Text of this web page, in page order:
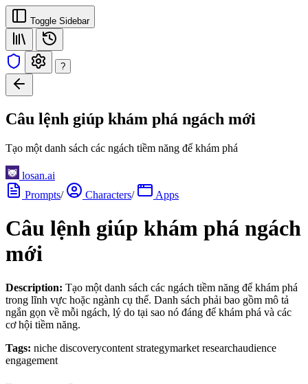
Toggle Sidebar
?
Câu lệnh giúp khám phá ngách mới
Tạo một danh sách các ngách tiềm năng để khám phá
losan.ai
Prompts/ Characters/ Apps
Câu lệnh giúp khám phá ngách
mới
Description: Tạo một danh sách các ngách tiềm năng để khám phá
trong lĩnh vực hoặc ngành cụ thể. Danh sách phải bao gồm mô tả
ngắn gọn về mỗi ngách, lý do tại sao nó đáng để khám phá và các
cơ hội tiềm năng.
Tags: niche discoverycontent strategymarket researchaudience
engagement